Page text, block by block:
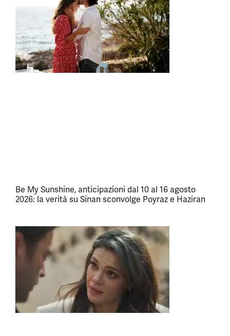
Be My Sunshine, anticipazioni dal 10 al 16 agosto
2026: la verità su Sinan sconvolge Poyraz e Haziran